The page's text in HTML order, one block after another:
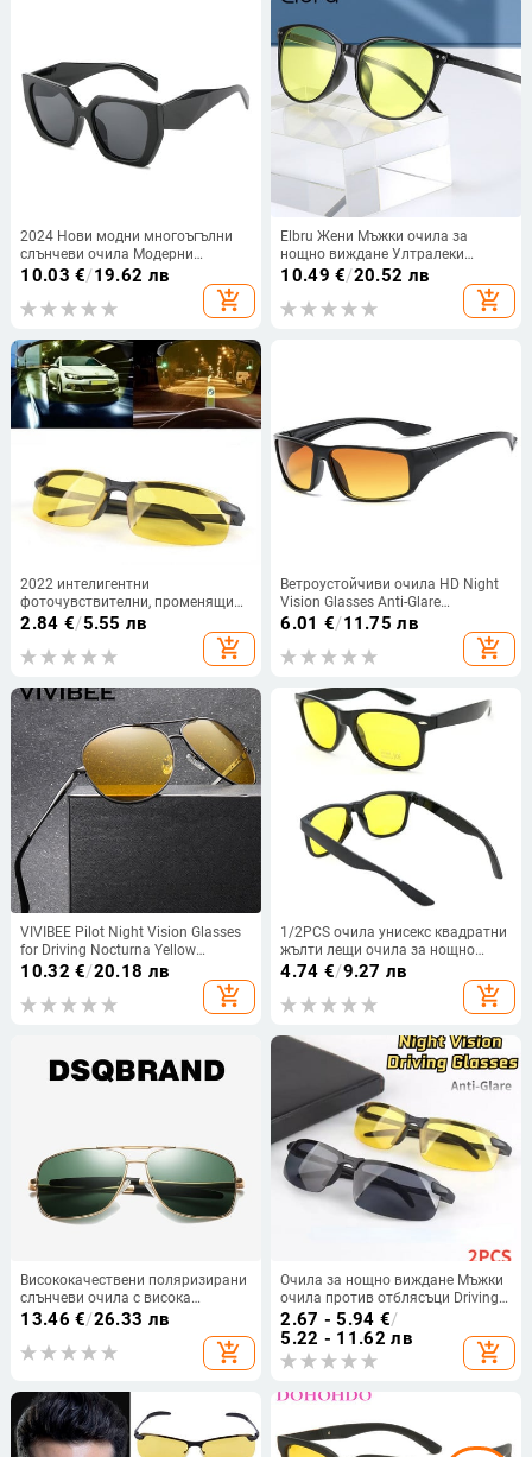
2024 Нови модни многоъгълни
слънчеви очила Модерни
слънчеви очила Мъже и жени в
Европа и Съединените щати
Очила за нощно виждане
10.03 €/19.62 лв
add_shopping_cart
Elbru Жени Мъжки очила за
нощно виждане Ултралеки
шофьорски очила за защита на
дългите светлини Променящи
цвета очила за шофиране
10.49 €/20.52 лв
add_shopping_cart
2022 интелигентни
фоточувствителни, променящи
цвета поляризирани слънчеви
шофиране риболов нощно
2.84 €/5.55 лв
add_shopping_cart
Ветроустойчиви очила HD Night
Vision Glasses Anti-Glare
Колоездене Yellow Night Outdoor
Road Очила за нощно виждане
Очила за шофиране Y32
6.01 €/11.75 лв
add_shopping_cart
VIVIBEE Pilot Night Vision Glasses
for Driving Nocturna Yellow
Polarized UV400 Lens Авиационни
очила Мъжки слънчеви очила за
нощно виждане
10.32 €/20.18 лв
add_shopping_cart
1/2PCS очила унисекс квадратни
жълти лещи очила за нощно
виждане за шофиране мъже
жени ветроустойчиви очила за
шофиране жълти слънчеви очила
4.74 €/9.27 лв
add_shopping_cart
Висококачествени поляризирани
слънчеви очила с висока
разделителна способност за
мъже и жени, ретро пилотни
очила с метална рамка, нощно
виждане за риболов UV400
13.46 €/26.33 лв
add_shopping_cart
Очила за нощно виждане Мъжки
очила против отблясъци Driving
Goggle Half Frame Поляризирани
слънчеви очила за шофьор
UV400 2PCS Дневни и нощни
очила
2.67 - 5.94 €/
5.22 - 11.62 лв
add_shopping_cart